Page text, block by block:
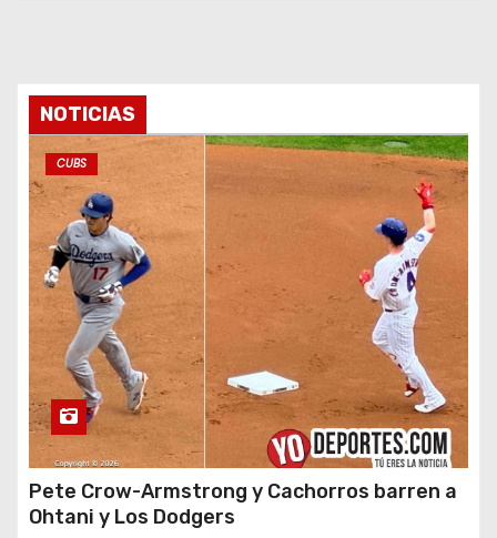
NOTICIAS
CUBS
Pete Crow-Armstrong y Cachorros barren a
Ohtani y Los Dodgers